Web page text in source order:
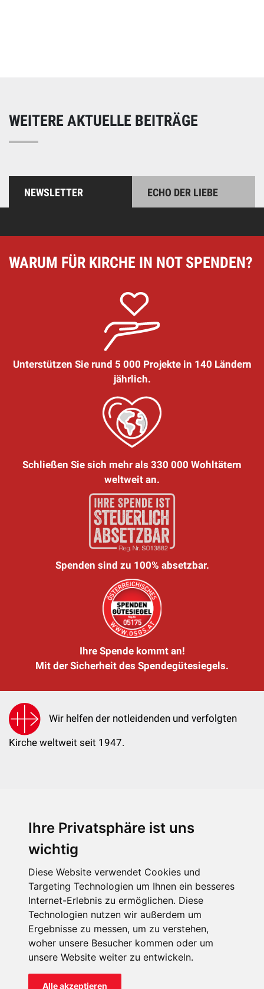
Ihre Privatsphäre ist uns
wichtig
Diese Website verwendet Cookies und
Targeting Technologien um Ihnen ein besseres
Internet-Erlebnis zu ermöglichen. Diese
Technologien nutzen wir außerdem um
Ergebnisse zu messen, um zu verstehen,
woher unsere Besucher kommen oder um
unsere Website weiter zu entwickeln.
Alle akzeptieren
WEITERE AKTUELLE BEITRÄGE
NEWSLETTER ECHO DER LIEBE
WARUM FÜR KIRCHE IN NOT SPENDEN?
Unterstützen Sie rund 5 000 Projekte in 140 Ländern
jährlich.
Schließen Sie sich mehr als 330 000 Wohltätern
weltweit an.
Spenden sind zu 100% absetzbar.
Ihre Spende kommt an!
Mit der Sicherheit des Spendegütesiegels.
Wir helfen der notleidenden und verfolgten
Kirche weltweit seit 1947.
KIRCHE IN NOT - Österreich
kin@kircheinnot.at
KIN weltweit